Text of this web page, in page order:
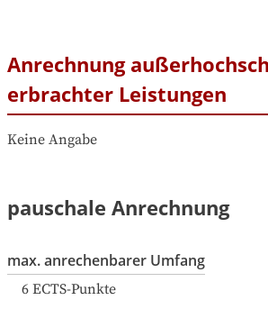
Anrechnung
erbrachter Leistungen
Keine Angabe
pauschale Anrechnung
max. anrechenbarer Umfang
6 ECTS-Punkte